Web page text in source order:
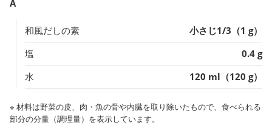
A
和風だしの素
小さじ1/3（1 g）
塩
0.4 g
水
120 ml（120 g）
※ 材料は野菜の皮、肉・魚の骨や内臓を取り除いたもので、食べられる
部分の分量（調理量）を表示しています。